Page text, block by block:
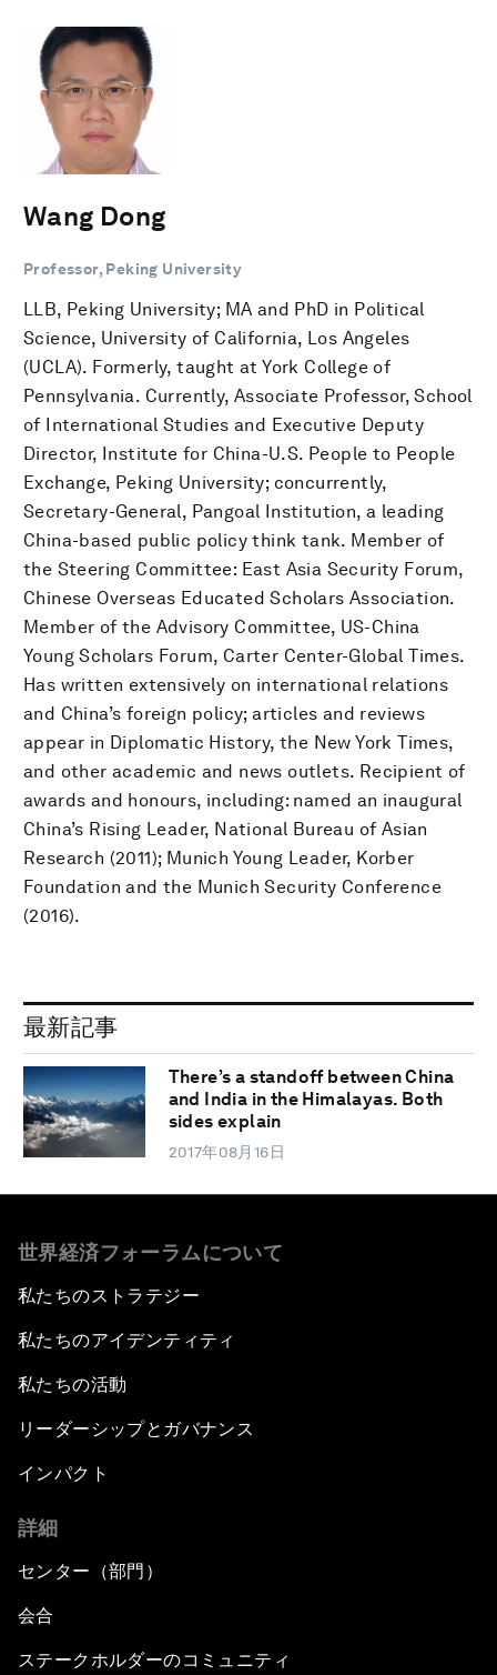
Wang Dong
Professor, Peking University
LLB, Peking University; MA and PhD in Political
Science, University of California, Los Angeles
(UCLA). Formerly, taught at York College of
Pennsylvania. Currently, Associate Professor, School
of International Studies and Executive Deputy
Director, Institute for China-U.S. People to People
Exchange, Peking University; concurrently,
Secretary-General, Pangoal Institution, a leading
China-based public policy think tank. Member of
the Steering Committee: East Asia Security Forum,
Chinese Overseas Educated Scholars Association.
Member of the Advisory Committee, US-China
Young Scholars Forum, Carter Center-Global Times.
Has written extensively on international relations
and China’s foreign policy; articles and reviews
appear in Diplomatic History, the New York Times,
and other academic and news outlets. Recipient of
awards and honours, including: named an inaugural
China’s Rising Leader, National Bureau of Asian
Research (2011); Munich Young Leader, Korber
Foundation and the Munich Security Conference
(2016).
最新記事
There’s a standoff between China
and India in the Himalayas. Both
sides explain
2017年08月16日
世界経済フォーラムについて
私たちのストラテジー
私たちのアイデンティティ
私たちの活動
リーダーシップとガバナンス
インパクト
詳細
センター（部門）
会合
ステークホルダーのコミュニティ